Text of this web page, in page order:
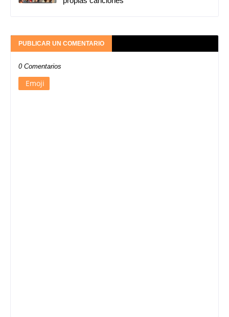
PUBLICAR UN COMENTARIO
0 Comentarios
Emoji